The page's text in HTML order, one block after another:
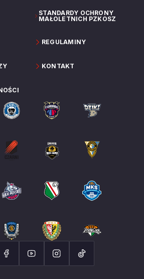
STANDARDY OCHRONY
MAŁOLETNICH PZKOSZ
REGULAMINY
KONTAKT